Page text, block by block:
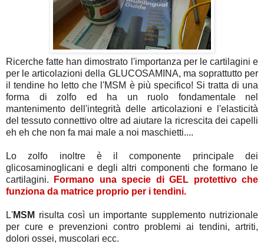
Ricerche fatte han dimostrato l'importanza per le cartilagini e
per le articolazioni della GLUCOSAMINA, ma soprattutto per
il tendine ho letto che l'MSM è più specifico! Si tratta di una
forma di zolfo ed ha un ruolo fondamentale nel
mantenimento dell'integrità delle articolazioni e l'elasticità
del tessuto connettivo oltre ad aiutare la ricrescita dei capelli
eh eh che non fa mai male a noi maschietti....
Lo zolfo inoltre è il componente principale dei
glicosaminoglicani e degli altri componenti che formano le
cartilagini.
Formano una specie di GEL protettivo che
funziona da matrice proprio per i tendini.
L'MSM risulta così un importante supplemento nutrizionale
per cure e prevenzioni contro problemi ai tendini, artriti,
dolori ossei, muscolari ecc.